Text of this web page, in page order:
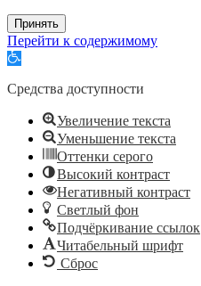
Принять
Перейти к содержимому
Открыть
инструментов
Средства доступности
Увеличение текста
Уменьшение текста
Оттенки серого
Высокий контраст
Негативный контраст
Светлый фон
Подчёркивание ссылок
Читабельный шрифт
Сброс